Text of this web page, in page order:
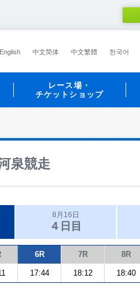
English 中文简体 中文繁體 한국어
レース場・
チケットショップ
泉競走
8月16日
４日目
6R 7R 8R
17:44 18:12 18:40